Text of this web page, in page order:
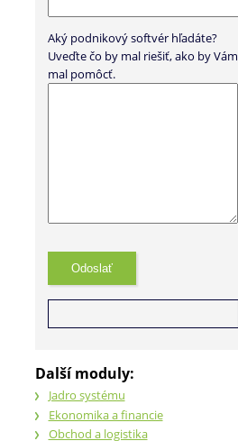
Aký podnikový softvér hľadáte?
Uveďte čo by mal riešiť, ako by Vám
mal pomôcť.
Další moduly:
Jadro systému
Ekonomika a financie
Obchod a logistika